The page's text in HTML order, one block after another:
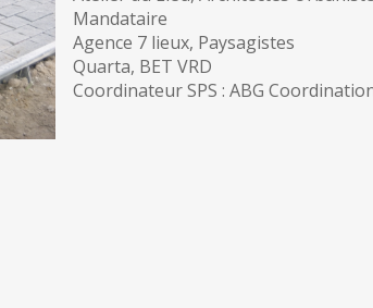
Mandataire
Agence 7 lieux, Paysagistes
Quarta, BET VRD
Coordinateur SPS : ABG